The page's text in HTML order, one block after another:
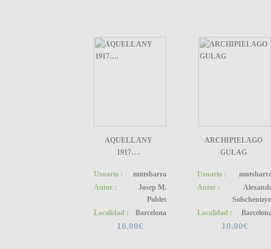
AQUELL ANY
1917….
Usuario :
mntsbarra
Autor :
Josep M.
Poblet
Localidad :
Barcelona
10.00€
ARCHIPIELAGO
GULAG
Usuario :
Autor :
Localidad :
10.00€